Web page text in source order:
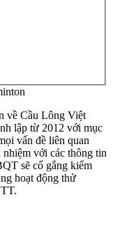
về Cầu Lông Việt
lập từ 2012 với mục
vấn đề liên quan
với các thông tin
sẽ cố gắng kiểm
hoạt động thử